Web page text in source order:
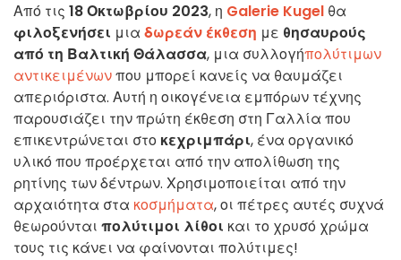
Από τις 18 Οκτωβρίου 2023, η Galerie Kugel θα
φιλοξενήσει μια δωρεάν έκθεση με θησαυρούς
από τη Βαλτική Θάλασσα, μια συλλογήπολύτιμων
αντικειμένωνπου μπορεί κανείς να θαυμάζει
απεριόριστα. Αυτή η οικογένεια εμπόρων τέχνης
παρουσιάζει την πρώτη έκθεση στη Γαλλία που
επικεντρώνεται στο κεχριμπάρι, ένα οργανικό
υλικό που προέρχεται από την απολίθωση της
ρητίνης των δέντρων. Χρησιμοποιείται από την
αρχαιότητα στα κοσμήματα, οι πέτρες αυτές συχνά
θεωρούνται πολύτιμοι λίθοι και το χρυσό χρώμα
τους τις κάνει να φαίνονται πολύτιμες!